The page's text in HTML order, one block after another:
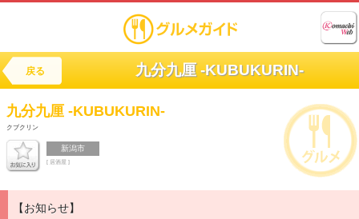
戻る 九分九厘 -KUBUKURIN-
九分九厘 -KUBUKURIN-
クブクリン
新潟市
[ 居酒屋 ]
【お知らせ】